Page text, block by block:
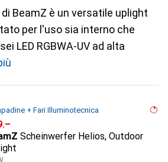
BeamZ è un versatile uplight
per l'uso sia interno che
LED RGBWA-UV ad alta
+ Fari Illuminotecnica
Scheinwerfer Helios, Outdoor